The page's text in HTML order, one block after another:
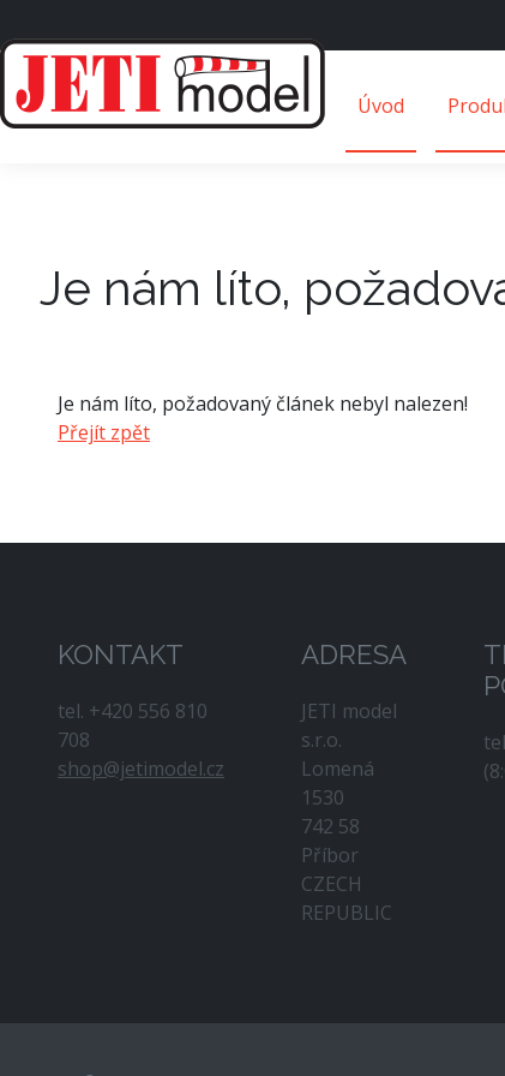
Úvod
Je nám líto,
Je nám líto, požadovaný článek nebyl nalezen!
Přejít zpět
KONTAKT
tel. +420 556 810
708
shop@jetimodel.cz
ADRESA
JETI model
s.r.o.
Lomená
1530
742 58
Příbor
CZECH
REPUBLIC